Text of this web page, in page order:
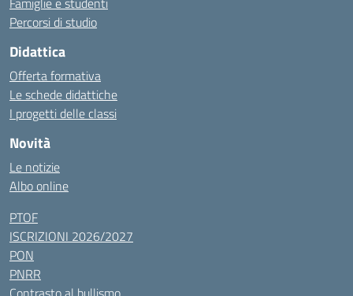
Percorsi di studio
Didattica
Offerta formativa
Le schede didattiche
I progetti delle classi
Novità
Le notizie
Albo online
PTOF
ISCRIZIONI 2026/2027
PON
PNRR